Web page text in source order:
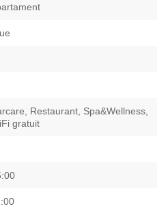
Restaurant, Spa&Wellness,
gratuit